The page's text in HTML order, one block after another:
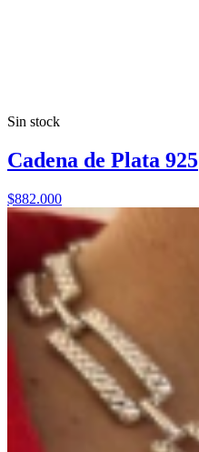
Sin stock
Cadena de Plata 925
$882.000